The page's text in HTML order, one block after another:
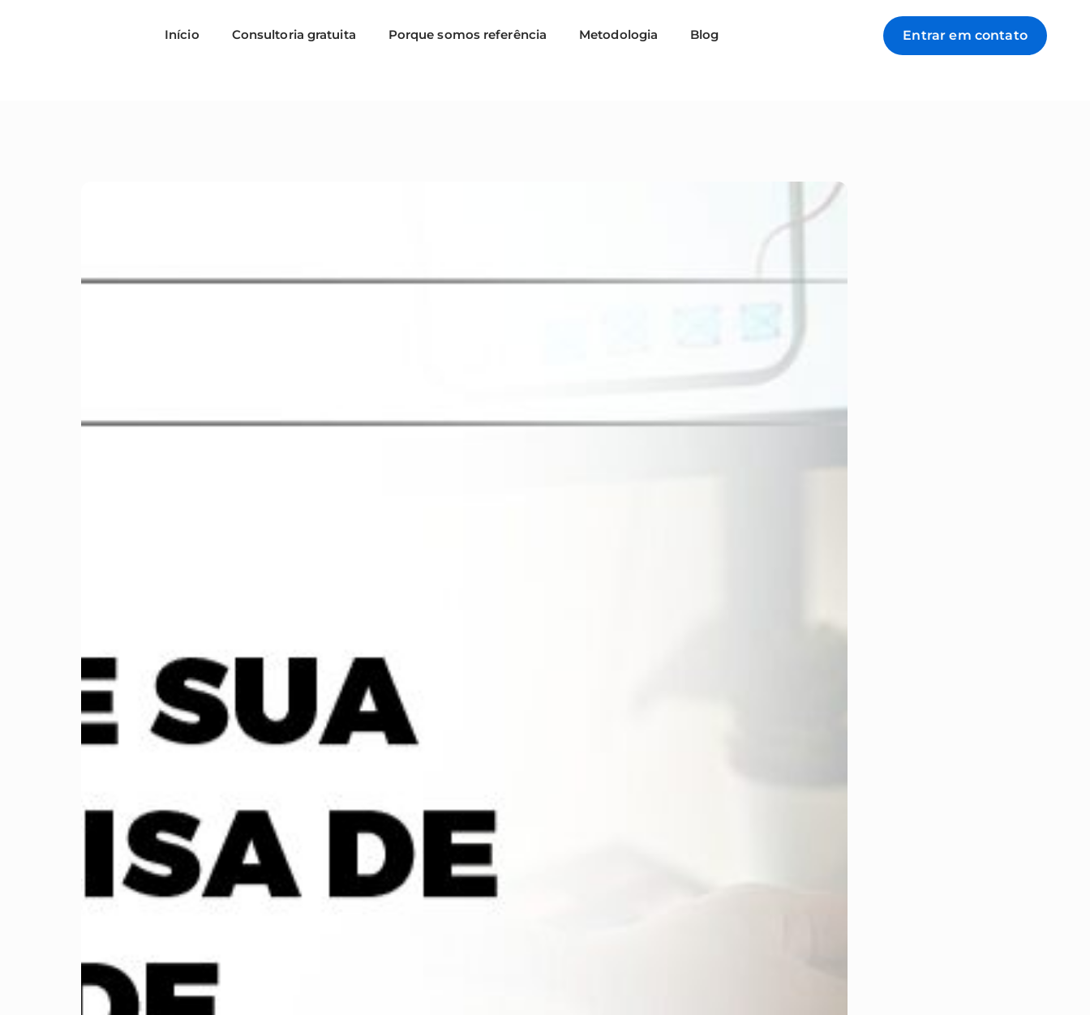
Início Consultoria gratuita Porque somos referência Metodologia Blog Entrar em contato